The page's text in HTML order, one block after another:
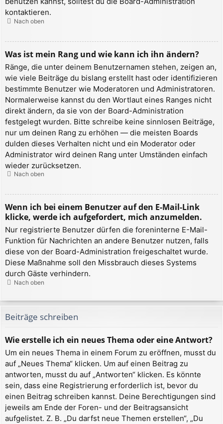
kontaktieren.
Nach oben
Was ist mein Rang und wie kann ich ihn ändern?
Ränge, die unter deinem Benutzernamen stehen, zeigen an,
wie viele Beiträge du bislang erstellt hast oder identifizieren
bestimmte Benutzer wie Moderatoren und Administratoren.
Normalerweise kannst du den Wortlaut eines Ranges nicht
direkt ändern, da sie von der Board-Administration
festgelegt wurden. Bitte schreibe keine sinnlosen Beiträge,
nur um deinen Rang zu erhöhen — die meisten Boards
dulden dieses Verhalten nicht und ein Moderator oder
Administrator wird deinen Rang unter Umständen einfach
wieder zurücksetzen.
Nach oben
Wenn ich bei einem Benutzer auf den E-Mail-Link
klicke, werde ich aufgefordert, mich anzumelden.
Nur registrierte Benutzer dürfen die foreninterne E-Mail-
Funktion für Nachrichten an andere Benutzer nutzen, falls
diese von der Board-Administration freigeschaltet wurde.
Diese Maßnahme soll den Missbrauch dieses Systems
durch Gäste verhindern.
Nach oben
Beiträge schreiben
Wie erstelle ich ein neues Thema oder eine Antwort?
Um ein neues Thema in einem Forum zu eröffnen, musst du
auf „Neues Thema“ klicken. Um auf einen Beitrag zu
antworten, musst du auf „Antworten“ klicken. Es könnte
sein, dass eine Registrierung erforderlich ist, bevor du
einen Beitrag schreiben kannst. Deine Berechtigungen sind
jeweils am Ende der Foren- und der Beitragsansicht
aufgelistet. Z. B. „Du darfst neue Themen erstellen“, „Du